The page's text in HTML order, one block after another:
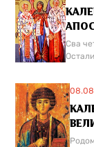
Сва